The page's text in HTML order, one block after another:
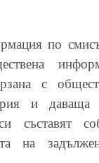
по
с
и даваща
съставят
на